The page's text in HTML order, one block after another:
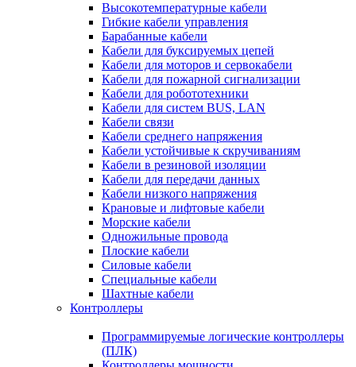
Высокотемпературные кабели
Гибкие кабели управления
Барабанные кабели
Кабели для буксируемых цепей
Кабели для моторов и сервокабели
Кабели для пожарной сигнализации
Кабели для робототехники
Кабели для систем BUS, LAN
Кабели связи
Кабели среднего напряжения
Кабели устойчивые к скручиваниям
Кабели в резиновой изоляции
Кабели для передачи данных
Кабели низкого напряжения
Крановые и лифтовые кабели
Морские кабели
Одножильные провода
Плоские кабели
Силовые кабели
Специальные кабели
Шахтные кабели
Контроллеры
Программируемые логические контроллеры
(ПЛК)